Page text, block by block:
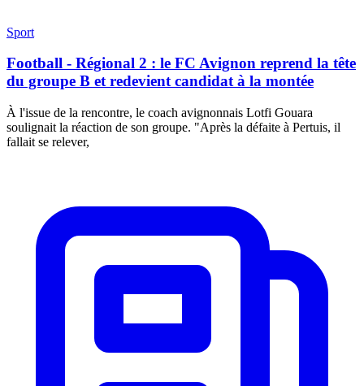
Sport
Football - Régional 2 : le FC Avignon reprend la tête
du groupe B et redevient candidat à la montée
À l'issue de la rencontre, le coach avignonnais Lotfi Gouara
soulignait la réaction de son groupe. "Après la défaite à Pertuis, il
fallait se relever,